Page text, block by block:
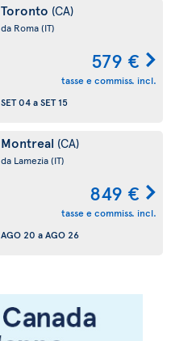
Toronto (CA)
da Roma(IT)
579 €
tasse e commiss. incl.
SET 04aSET 15
Montreal (CA)
da Lamezia(IT)
849 €
tasse e commiss. incl.
AGO 20 aAGO 26